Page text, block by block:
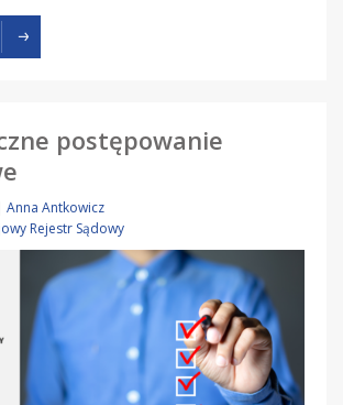
postępowanie
Anna Antkowicz
Rejestr Sądowy